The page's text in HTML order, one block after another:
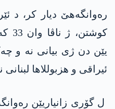
یێن دن ژی بیانی نە و
ئیراقی و هزبوللاها لبنانی
ل گۆری زانیاریێن